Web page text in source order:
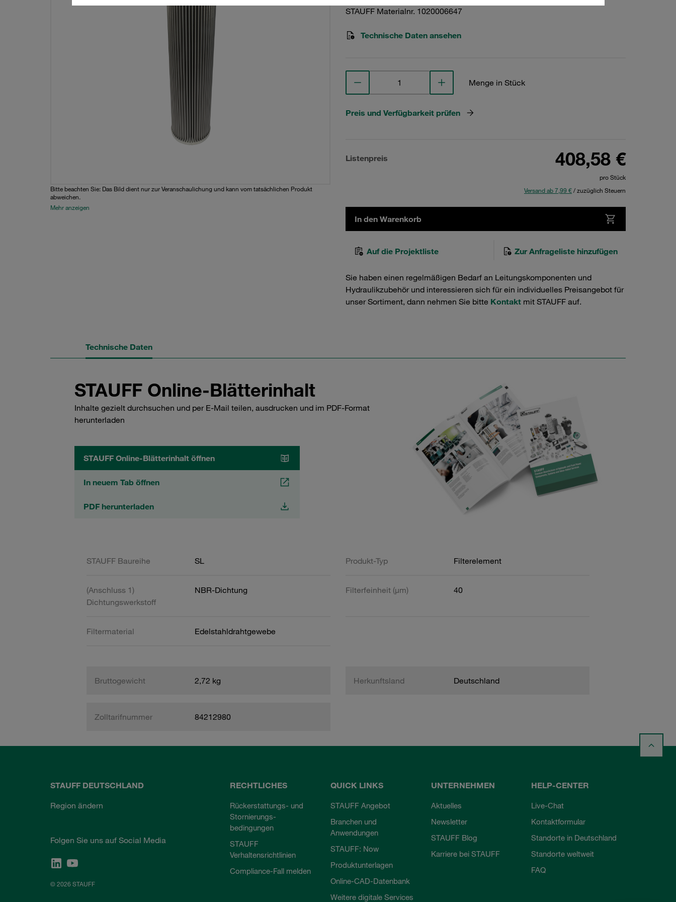
Bitte beachten Sie: Das Bild dient nur zur Veranschaulichung und kann vom tatsächlichen Produkt
abweichen.
Mehr anzeigen
STAUFF Materialnr. 1020006647
Technische Daten ansehen
Menge in Stück
Preis und Verfügbarkeit prüfen
Listenpreis 408,58 €
pro Stück
Versand ab 7,99 €/ zuzüglich Steuern
In den Warenkorb
Auf die Projektliste Zur Anfrageliste hinzufügen
Sie haben einen regelmäßigen Bedarf an Leitungskomponenten und
Hydraulikzubehör und interessieren sich für ein individuelles Preisangebot für
unser Sortiment, dann nehmen Sie bitte Kontakt mit STAUFF auf.
Technische Daten
STAUFF Online-Blätterinhalt
Inhalte gezielt durchsuchen und per E-Mail teilen, ausdrucken und im PDF-Format
herunterladen
STAUFF Online-Blätterinhalt öffnen
In neuem Tab öffnen
PDF herunterladen
STAUFF Baureihe SL Produkt-Typ Filterelement
(Anschluss 1)
Dichtungswerkstoff
NBR-Dichtung Filterfeinheit (µm) 40
Filtermaterial Edelstahldrahtgewebe
Bruttogewicht 2,72 kg Herkunftsland Deutschland
Zolltarifnummer 84212980
STAUFF DEUTSCHLAND
Region ändern
Folgen Sie uns auf Social Media
© 2026 STAUFF
RECHTLICHES
Rückerstattungs- und
Stornierungs-
bedingungen
STAUFF
Verhaltensrichtlinien
Compliance-Fall melden
QUICK LINKS
STAUFF Angebot
Branchen und
Anwendungen
STAUFF: Now
Produktunterlagen
Online-CAD-Datenbank
Weitere digitale Services
UNTERNEHMEN
Aktuelles
Newsletter
STAUFF Blog
Karriere bei STAUFF
HELP-CENTER
Live-Chat
Kontaktformular
Standorte in Deutschland
Standorte weltweit
FAQ